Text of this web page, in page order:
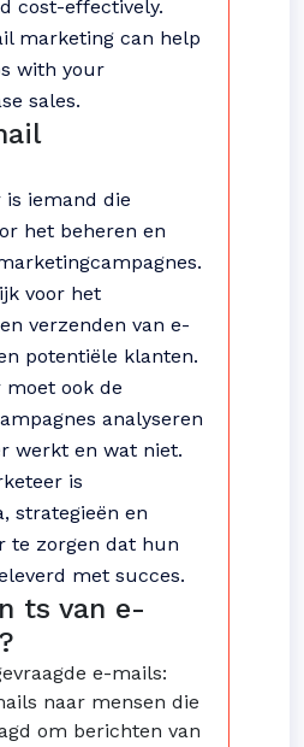
cost-effectively.
marketing can help
with your
sales.
iemand die
het beheren en
voor het
verzenden van e-
potentiële klanten.
ook de
analyseren
werkt en wat niet.
is
strategieën en
te zorgen dat hun
met succes.
ts van e-
e-mails:
naar mensen die
om berichten van